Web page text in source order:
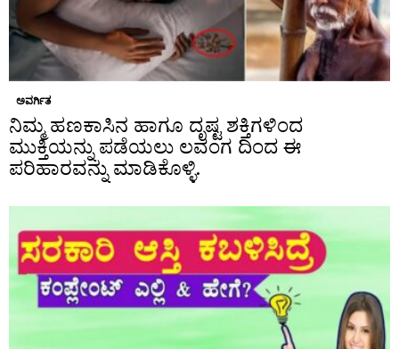
ಅವರ್ಗಿತ
ನಿಮ್ಮ ಹಣಕಾಸಿನ ಹಾಗೂ ದೃಷ್ಟ ಶಕ್ತಿಗಳಿಂದ
ಮುಕ್ತಿಯನ್ನು ಪಡೆಯಲು ಲವಂಗ ದಿಂದ ಈ
ಪರಿಹಾರವನ್ನು ಮಾಡಿಕೊಳ್ಳಿ.